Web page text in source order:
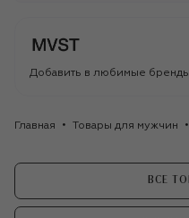
Добавить в любимые бренды
Главная Товары для мужчин
ВСЕ